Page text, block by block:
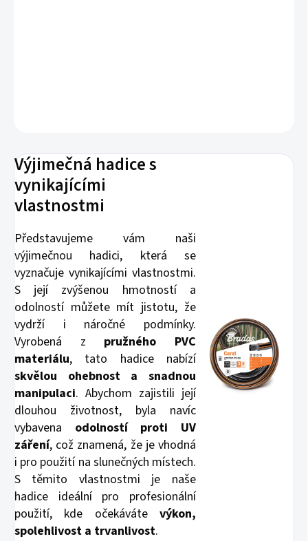
Výjimečná hadice s
vynikajícími
vlastnostmi
Představujeme vám naši
výjimečnou hadici, která se
vyznačuje vynikajícími vlastnostmi.
S její zvýšenou hmotností a
odolností můžete mít jistotu, že
vydrží i náročné podmínky.
Vyrobená z pružného PVC
materiálu, tato hadice nabízí
skvělou ohebnost a snadnou
manipulaci. Abychom zajistili její
dlouhou životnost, byla navíc
vybavena odolností proti UV
záření, což znamená, že je vhodná
i pro použití na slunečných místech.
S těmito vlastnostmi je naše
hadice ideální pro profesionální
použití, kde očekáváte výkon,
spolehlivost a trvanlivost.